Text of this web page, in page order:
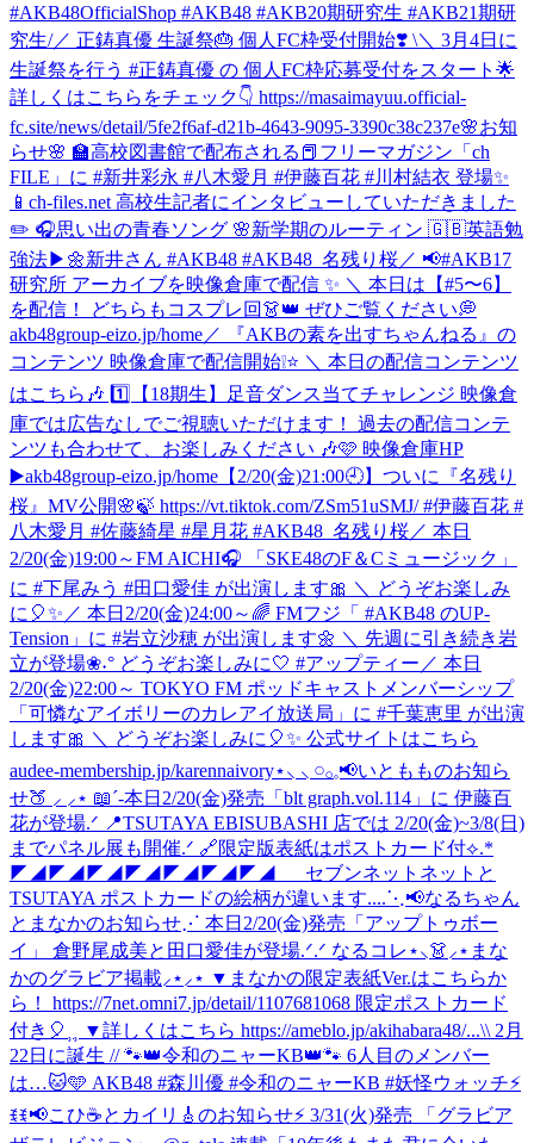
#AKB48OfficialShop #AKB48 #AKB20期研究生 #AKB21期研
究生/／ 正鋳真優 生誕祭🎂 個人FC枠受付開始❣️ \＼ 3月4日に
生誕祭を行う #正鋳真優 の 個人FC枠応募受付をスタート🌟
詳しくはこちらをチェック👇 https://masaimayuu.official-
fc.site/news/detail/5fe2f6af-d21b-4643-9095-3390c38c237e🌸お知
らせ🌸 🏫高校図書館で配布される📕フリーマガジン「ch
FILE」に #新井彩永 #八木愛月 #伊藤百花 #川村結衣 登場✨
📱ch-files.net 高校生記者にインタビューしていただきました
✏️ 🎧思い出の青春ソング 🌸新学期のルーティン 🇬🇧英語勉
強法▶︎🌼新井さん #AKB48 #AKB48_名残り桜／ 📢#AKB17
研究所 アーカイブを映像倉庫で配信 ✨ ＼ 本日は【#5〜6】
を配信！ どちらもコスプレ回👗👑 ぜひご覧ください💭
akb48group-eizo.jp/home／ 『AKBの素を出すちゃんねる』の
コンテンツ 映像倉庫で配信開始❕⭐️ ＼ 本日の配信コンテンツ
はこちら🎶 1️⃣【18期生】足音ダンス当てチャレンジ 映像倉
庫では広告なしでご視聴いただけます！ 過去の配信コンテ
ンツも合わせて、お楽しみください 🎶🩷 映像倉庫HP
▶️akb48group-eizo.jp/home 【2/20(金)21:00🕘】ついに『名残り
桜』MV公開🌸🍃 https://vt.tiktok.com/ZSm51uSMJ/ #伊藤百花 #
八木愛月 #佐藤綺星 #星月花 #AKB48_名残り桜／ 本日
2/20(金)19:00～FM AICHI🎧 「SKE48のF＆Cミュージック」
に #下尾みう #田口愛佳 が出演します🎀 ＼ どうぞお楽しみ
に🎈✨ ／ 本日2/20(金)24:00～🌈 FMフジ「 #AKB48 のUP-
Tension」に #岩立沙穂 が出演します🌼 ＼ 先週に引き続き岩
立が登場❀˖° どうぞお楽しみに🤍 #アップティー ／ 本日
2/20(金)22:00～ TOKYO FM ポッドキャストメンバーシップ
「可憐なアイボリーのカレアイ放送局」に #千葉恵里 が出演
します🎀 ＼ どうぞお楽しみに🎈✨ 公式サイトはこちら
audee-membership.jp/karennaivory⋆⸜ ⸜ 𓏸𓂂𓈒📢いともものお知ら
せ🍑 ⸝‍ ⸝‍⋆ 📖´-本日2/20(金)発売「blt graph.vol.114」に 伊藤百
花が登場.ᐟ 📍TSUTAYA EBISUBASHI 店では 2/20(金)~3/8(日)
までパネル展も開催.ᐟ 🔗限定版表紙はポストカード付⟡.*
◤◢◤◢◤◢◤◢◤◢◤◢◤◢ セブンネットネットと
TSUTAYA ポストカードの絵柄が違います....⋱📢なるちゃん
とまなかのお知らせ⋰ 本日2/20(金)発売「アップトゥボー
イ」 倉野尾成美と田口愛佳が登場.ᐟ.ᐟ なるコレ⋆⸜👗⸝‍⋆まな
かのグラビア掲載⸝⋆⸝⋆ ▼まなかの限定表紙Ver.はこちらか
ら！ https://7net.omni7.jp/detail/1107681068 限定ポストカード
付き🎈⸒⸒ ▼詳しくはこちら https://ameblo.jp/akihabara48/...\\ 2月
22日に誕生 // 🐾👑令和のニャーKB👑🐾 6人目のメンバー
は…🐱🩵 AKB48 #森川優 #令和のニャーKB #妖怪ウォッチ⚡
ꉂꉂ📢こひ☕️とカイリ🎸のお知らせ⚡ 3/31(火)発売 「グラビア